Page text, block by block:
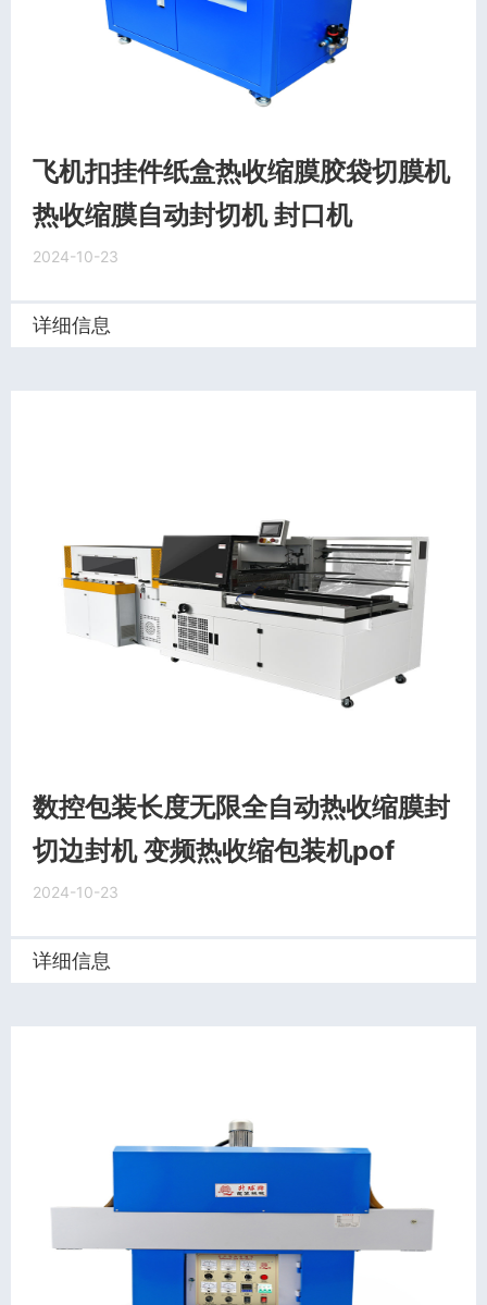
飞机扣挂件纸盒热收缩膜胶袋切膜机
热收缩膜自动封切机 封口机
2024-10-23
详细信息
数控包装长度无限全自动热收缩膜封
切边封机 变频热收缩包装机pof
2024-10-23
详细信息